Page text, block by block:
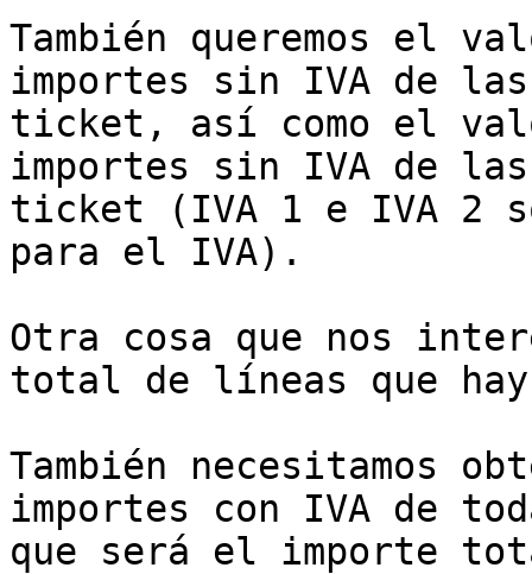
También queremos el
importes sin IVA de
ticket, así como el
importes sin IVA de
ticket (IVA 1 e IVA 2
para el IVA).
Otra cosa que nos
total de líneas que
También necesitamos
importes con IVA de
que será el importe